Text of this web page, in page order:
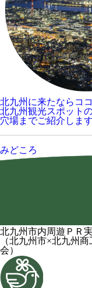
北九州に来たならコ
北九州観光スポット
穴場までご紹介します
みどころ
北九州市内周遊ＰＲ
（北九州市×北九州
会）